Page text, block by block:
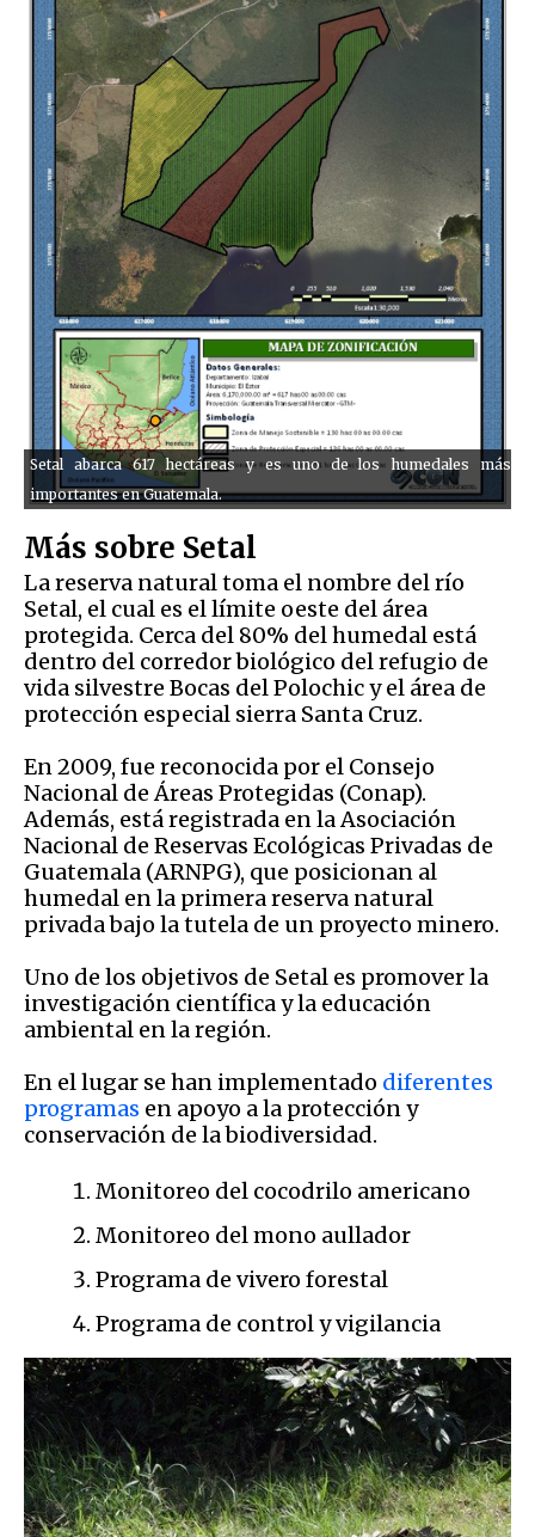
Setal abarca 617 hectáreas y es uno de los humedales más
importantes en Guatemala.
Más sobre Setal
La reserva natural toma el nombre del río
Setal, el cual es el límite oeste del área
protegida. Cerca del 80% del humedal está
dentro del corredor biológico del refugio de
vida silvestre Bocas del Polochic y el área de
protección especial sierra Santa Cruz.
En 2009, fue reconocida por el Consejo
Nacional de Áreas Protegidas (Conap).
Además, está registrada en la Asociación
Nacional de Reservas Ecológicas Privadas de
Guatemala (ARNPG), que posicionan al
humedal en la primera reserva natural
privada bajo la tutela de un proyecto minero.
Uno de los objetivos de Setal es promover la
investigación científica y la educación
ambiental en la región.
En el lugar se han implementado diferentes
programas en apoyo a la protección y
conservación de la biodiversidad.
Monitoreo del cocodrilo americano
Monitoreo del mono aullador
Programa de vivero forestal
Programa de control y vigilancia